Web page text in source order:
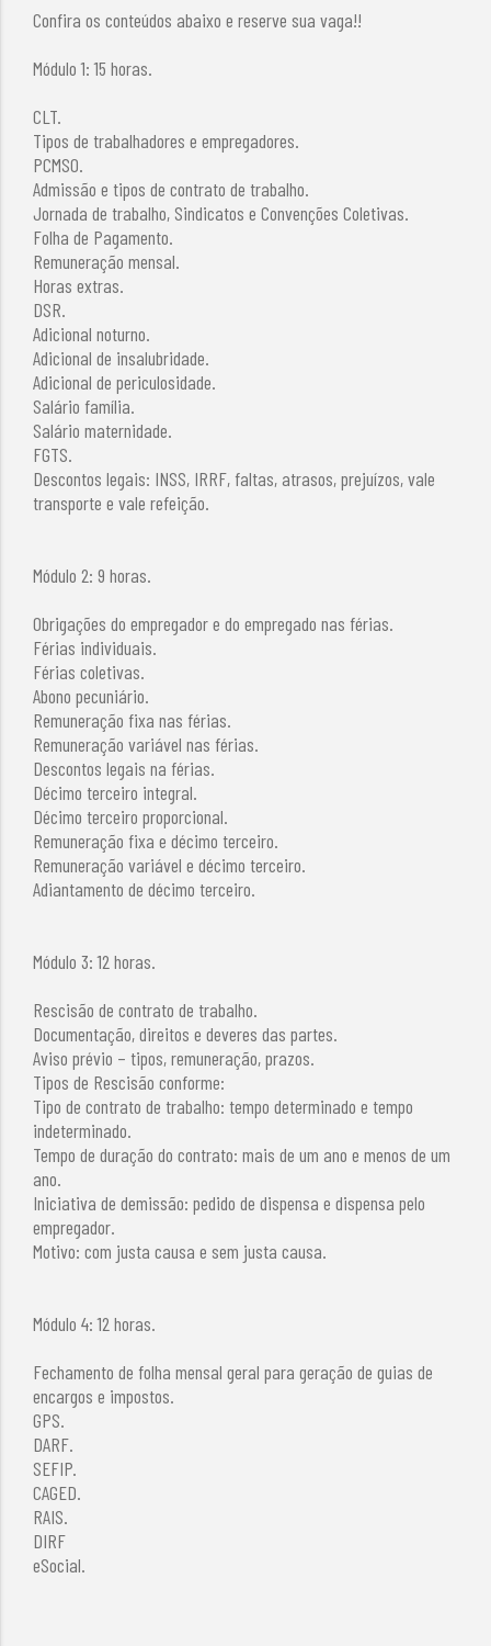
Confira os conteúdos abaixo e reserve sua vaga!!
Módulo 1: 15 horas.
CLT.
Tipos de trabalhadores e empregadores.
PCMSO.
Admissão e tipos de contrato de trabalho.
Jornada de trabalho, Sindicatos e Convenções Coletivas.
Folha de Pagamento.
Remuneração mensal.
Horas extras.
DSR.
Adicional noturno.
Adicional de insalubridade.
Adicional de periculosidade.
Salário família.
Salário maternidade.
FGTS.
Descontos legais: INSS, IRRF, faltas, atrasos, prejuízos, vale
transporte e vale refeição.
Módulo 2: 9 horas.
Obrigações do empregador e do empregado nas férias.
Férias individuais.
Férias coletivas.
Abono pecuniário.
Remuneração fixa nas férias.
Remuneração variável nas férias.
Descontos legais na férias.
Décimo terceiro integral.
Décimo terceiro proporcional.
Remuneração fixa e décimo terceiro.
Remuneração variável e décimo terceiro.
Adiantamento de décimo terceiro.
Módulo 3: 12 horas.
Rescisão de contrato de trabalho.
Documentação, direitos e deveres das partes.
Aviso prévio – tipos, remuneração, prazos.
Tipos de Rescisão conforme:
Tipo de contrato de trabalho: tempo determinado e tempo
indeterminado.
Tempo de duração do contrato: mais de um ano e menos de um
ano.
Iniciativa de demissão: pedido de dispensa e dispensa pelo
empregador.
Motivo: com justa causa e sem justa causa.
Módulo 4: 12 horas.
Fechamento de folha mensal geral para geração de guias de
encargos e impostos.
GPS.
DARF.
SEFIP.
CAGED.
RAIS.
DIRF
eSocial.